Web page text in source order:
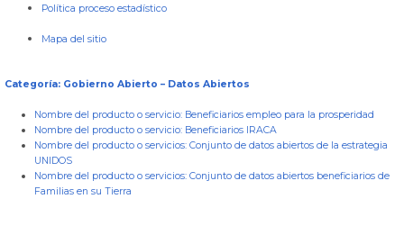
Política proceso estadístico
Mapa del sitio
Categoría: Gobierno Abierto – Datos Abiertos
Nombre del producto o servicio: Beneficiarios empleo para la prosperidad
Nombre del producto o servicio: Beneficiarios IRACA
Nombre del producto o servicios: Conjunto de datos abiertos de la estrategia
UNIDOS
Nombre del producto o servicios: Conjunto de datos abiertos beneficiarios de
Familias en su Tierra